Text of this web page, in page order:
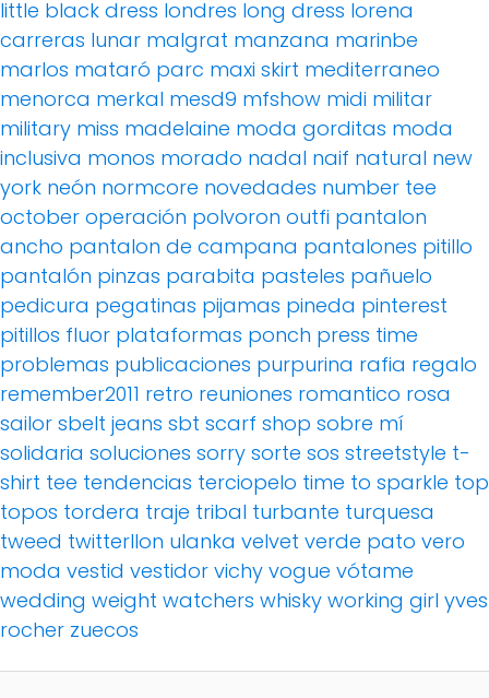
little black dress londres long dress lorena
carreras lunar malgrat manzana marinbe
marlos mataró parc maxi skirt mediterraneo
menorca merkal mesd9 mfshow midi militar
military miss madelaine moda gorditas moda
inclusiva monos morado nadal naif natural new
york neón normcore novedades number tee
october operación polvoron outfi pantalon
ancho pantalon de campana pantalones pitillo
pantalón pinzas parabita pasteles pañuelo
pedicura pegatinas pijamas pineda pinterest
pitillos fluor plataformas ponch press time
problemas publicaciones purpurina rafia regalo
remember2011 retro reuniones romantico rosa
sailor sbelt jeans sbt scarf shop sobre mí
solidaria soluciones sorry sorte sos streetstyle t-
shirt tee tendencias terciopelo time to sparkle top
topos tordera traje tribal turbante turquesa
tweed twitterllon ulanka velvet verde pato vero
moda vestid vestidor vichy vogue vótame
wedding weight watchers whisky working girl yves
rocher zuecos